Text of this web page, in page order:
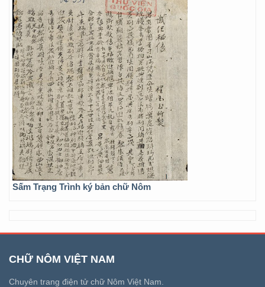
Sấm Trạng Trình ký bản chữ Nôm
CHỮ NÔM VIỆT NAM
Chuyên trang điện tử chữ Nôm Việt Nam.